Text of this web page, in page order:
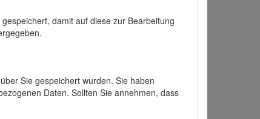
damit auf diese zur Bearbeitung
Sie gespeichert wurden. Sie haben
Daten. Sollten Sie annehmen, dass